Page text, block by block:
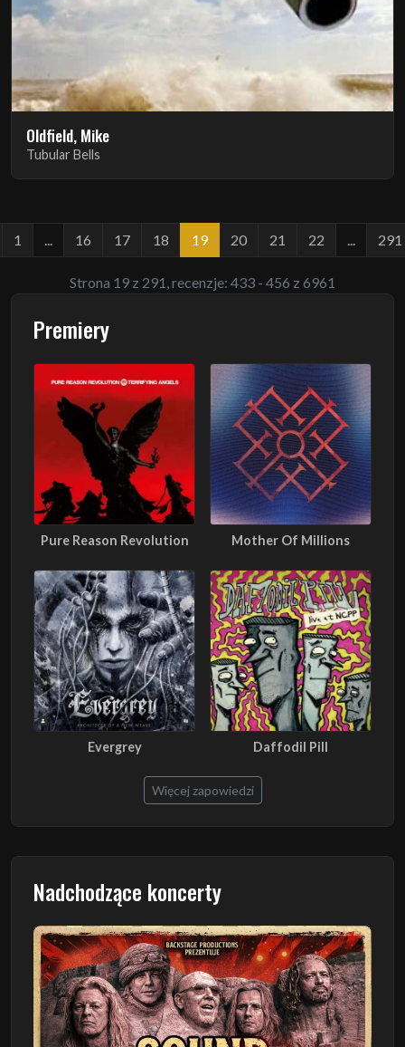
Oldfield, Mike
Tubular Bells
1 16 17 18 19 20 21 22 291
Strona 19 z 291, recenzje: 433 - 456 z 6961
Premiery
Pure Reason Revolution Mother Of Millions
Evergrey Daffodil Pill
Więcej zapowiedzi
Nadchodzące koncerty